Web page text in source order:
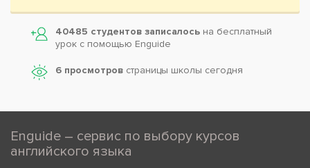
40485 студентов записалось на бесплатный
урок с помощью Enguide
6 просмотров страницы школы сегодня
Enguide – сервис по выбору курсов
английского языка